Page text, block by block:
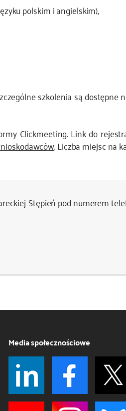
polskim i angielskim),
szkolenia są dostępne
Clickmeeting. Link do
. Liczba miejsc na
Stępień pod numerem
Media społecznościowe